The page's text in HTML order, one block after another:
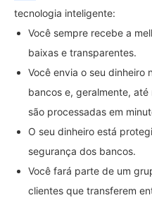
tecnologia inteligente:
Você sempre recebe a
baixas e transparentes.
Você envia o seu dinheiro
bancos e, geralmente,
são processadas em
O seu dinheiro está
segurança dos bancos.
Você fará parte de um
clientes que transferem